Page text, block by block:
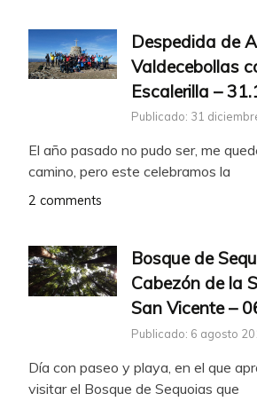
Despedida de
Valdecebollas
Escalerilla –
Publicado: 31
El año pasado no pudo ser, me
camino, pero este celebramos la
2 comments
Bosque de
Cabezón de la
San Vicente –
Publicado: 6 agosto
Día con paseo y playa, en el que
visitar el Bosque de Sequoias que